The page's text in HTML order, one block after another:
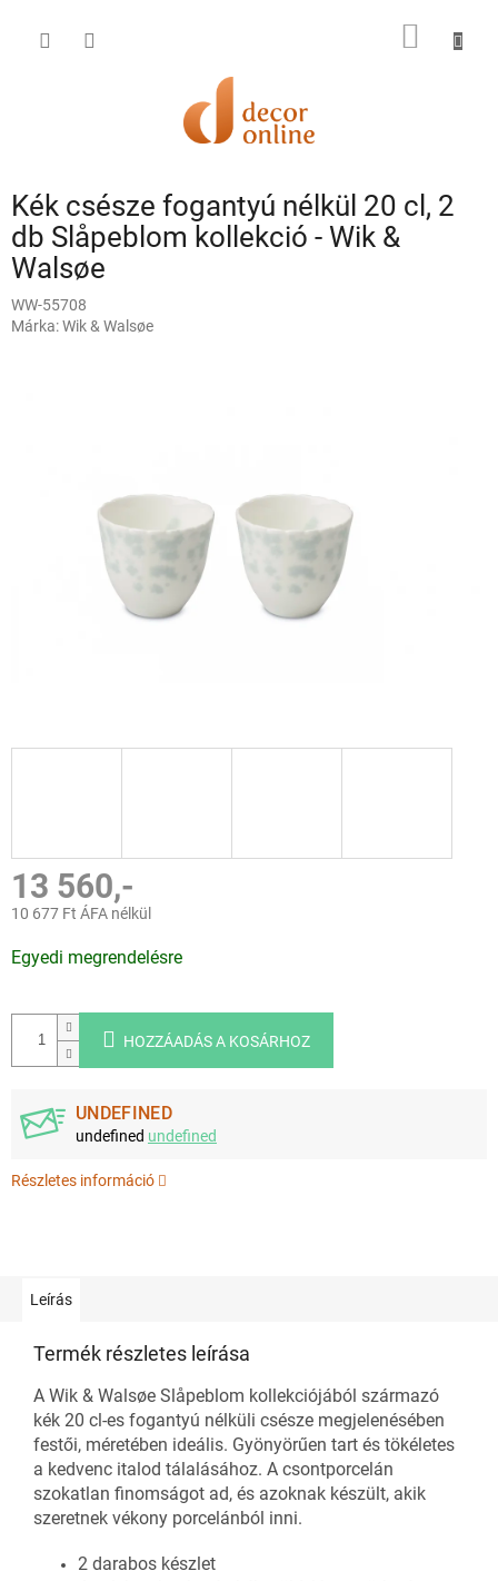
KOSÁR
Kék csésze fogantyú nélkül 20 cl, 2
db Slåpeblom kollekció - Wik &
Walsøe
WW-55708
Márka:Wik & Walsøe
13 560,-
10 677 Ft ÁFA nélkül
Egyedi megrendelésre
HOZZÁADÁS A KOSÁRHOZ
UNDEFINED
undefined undefined
Részletes információ
Leírás
Termék részletes leírása
A Wik & Walsøe Slåpeblom kollekciójából származó
kék 20 cl-es fogantyú nélküli csésze megjelenésében
festői, méretében ideális. Gyönyörűen tart és tökéletes
a kedvenc italod tálalásához. A csontporcelán
szokatlan finomságot ad, és azoknak készült, akik
szeretnek vékony porcelánból inni.
2 darabos készlet